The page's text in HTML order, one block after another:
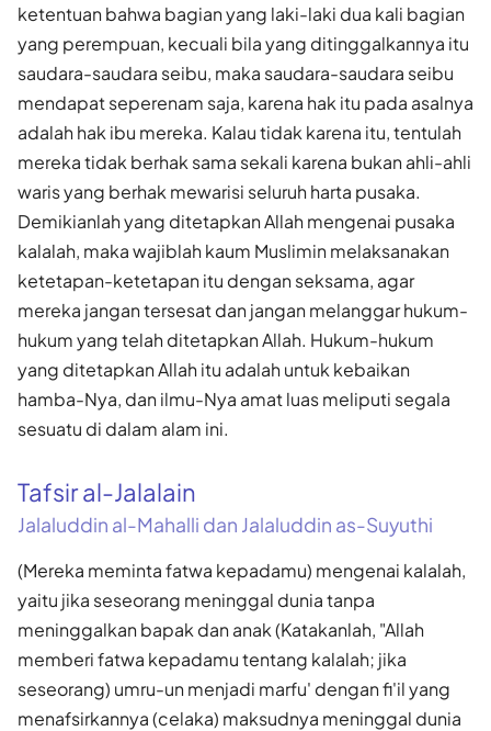
ketentuan bahwa bagian yang laki-laki dua kali bagian
yang perempuan, kecuali bila yang ditinggalkannya itu
saudara-saudara seibu, maka saudara-saudara seibu
mendapat seperenam saja, karena hak itu pada asalnya
adalah hak ibu mereka. Kalau tidak karena itu, tentulah
mereka tidak berhak sama sekali karena bukan ahli-ahli
waris yang berhak mewarisi seluruh harta pusaka.
Demikianlah yang ditetapkan Allah mengenai pusaka
kalalah, maka wajiblah kaum Muslimin melaksanakan
ketetapan-ketetapan itu dengan seksama, agar
mereka jangan tersesat dan jangan melanggar hukum-
hukum yang telah ditetapkan Allah. Hukum-hukum
yang ditetapkan Allah itu adalah untuk kebaikan
hamba-Nya, dan ilmu-Nya amat luas meliputi segala
sesuatu di dalam alam ini.
Tafsir al-Jalalain
Jalaluddin al-Mahalli dan Jalaluddin as-Suyuthi
(Mereka meminta fatwa kepadamu) mengenai kalalah,
yaitu jika seseorang meninggal dunia tanpa
meninggalkan bapak dan anak (Katakanlah, "Allah
memberi fatwa kepadamu tentang kalalah; jika
seseorang) umru-un menjadi marfu' dengan fi'il yang
menafsirkannya (celaka) maksudnya meninggal dunia